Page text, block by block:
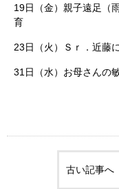
19日（金）親子遠足（
育
23日（火）Ｓｒ．近
31日（水）お母さんの
古い記事へ